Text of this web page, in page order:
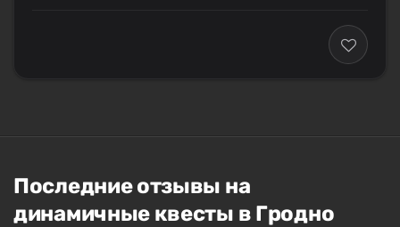
Последние отзывы на
динамичные квесты в Гродно